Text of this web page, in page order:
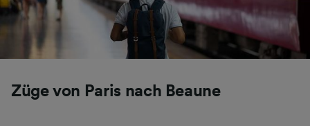
Züge von Paris nach Beaune